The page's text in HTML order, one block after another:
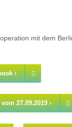
mit dem
›
27.09.2019 ›